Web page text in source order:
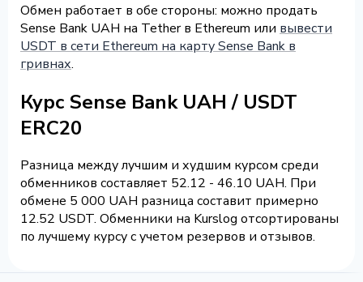
Обмен работает в обе стороны: можно продать
Sense Bank UAH на Tether в Ethereum или вывести
USDT в сети Ethereum на карту Sense Bank в
гривнах.
Курс Sense Bank UAH / USDT
ERC20
Разница между лучшим и худшим курсом среди
обменников составляет 52.12 - 46.10 UAH. При
обмене 5 000 UAH разница составит примерно
12.52 USDT. Обменники на Kurslog отсортированы
по лучшему курсу с учетом резервов и отзывов.